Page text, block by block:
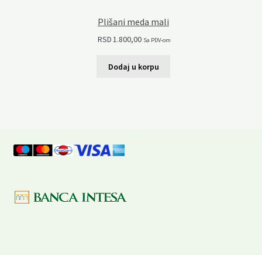
Plišani meda mali
RSD1.800,00 Sa PDV-om
Dodaj u korpu